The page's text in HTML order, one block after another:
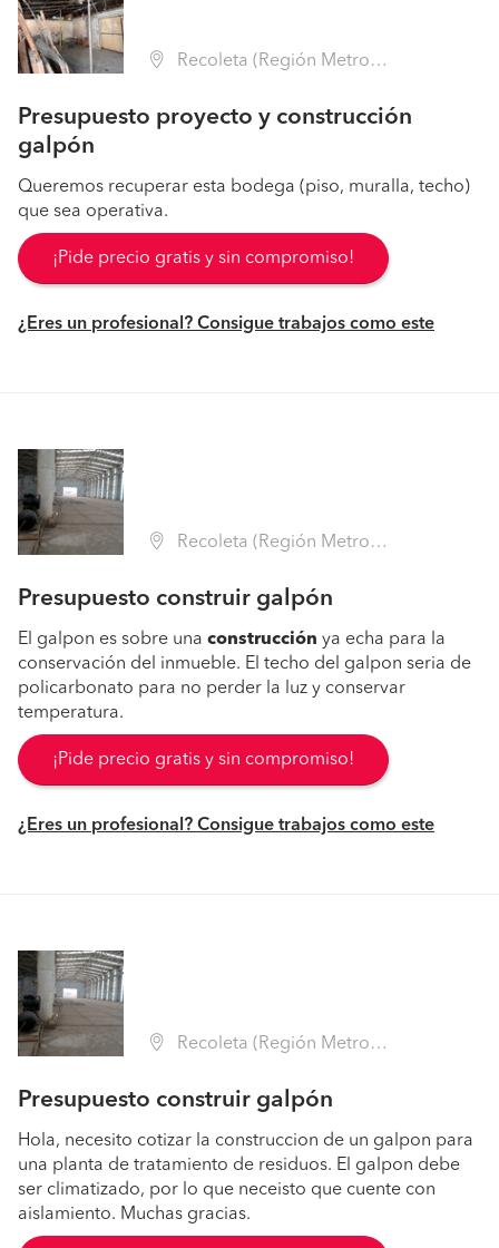
Recoleta (Región Metropolitana - Santiago)
Presupuesto proyecto y construcción
galpón
Queremos recuperar esta bodega (piso, muralla, techo)
que sea operativa.
¡Pide precio gratis y sin compromiso!
¿Eres un profesional? Consigue trabajos como este
Recoleta (Región Metropolitana - Santiago)
Presupuesto construir galpón
El galpon es sobre una construcción ya echa para la
conservación del inmueble. El techo del galpon seria de
policarbonato para no perder la luz y conservar
temperatura.
¡Pide precio gratis y sin compromiso!
¿Eres un profesional? Consigue trabajos como este
Recoleta (Región Metropolitana - Santiago)
Presupuesto construir galpón
Hola, necesito cotizar la construccion de un galpon para
una planta de tratamiento de residuos. El galpon debe
ser climatizado, por lo que neceisto que cuente con
aislamiento. Muchas gracias.